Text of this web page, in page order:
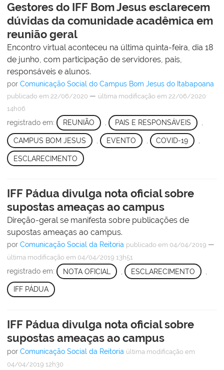
Gestores do IFF Bom Jesus esclarecem
dúvidas da comunidade acadêmica em
reunião geral
Encontro virtual aconteceu na última quinta-feira, dia 18
de junho, com participação de servidores, pais,
responsáveis e alunos.
por Comunicação Social do Campus Bom Jesus do Itabapoana
publicado em 22/06/2020 — última modificação em 22/06/2020
14h06
registrado em: REUNIÃO , PAIS E RESPONSÁVEIS ,
CAMPUS BOM JESUS EVENTO COVID-19
ESCLARECIMENTO
IFF Pádua divulga nota oficial sobre
supostas ameaças ao campus
Direção-geral se manifesta sobre publicações de
supostas ameaças ao campus.
por Comunicação Social da Reitoria publicado em 04/04/2019 —
última modificação em 04/04/2019 13h51
registrado em: NOTA OFICIAL ESCLARECIMENTO
IFF PÁDUA
IFF Pádua divulga nota oficial sobre
supostas ameaças ao campus
por Comunicação Social da Reitoria última modificação em
04/04/2019 12h30